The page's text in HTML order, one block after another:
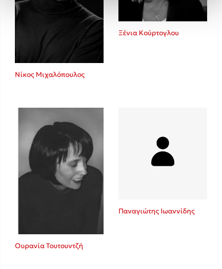
Νίκος Μιχαλόπουλος
Ξένια Κούρτογλου
Ουρανία Τουτουντζή
Παναγιώτης Ιωαννίδης